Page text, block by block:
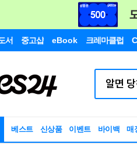
서 중고샵 eBook 크레마클럽
베스트 신상품 이벤트 바이백 매